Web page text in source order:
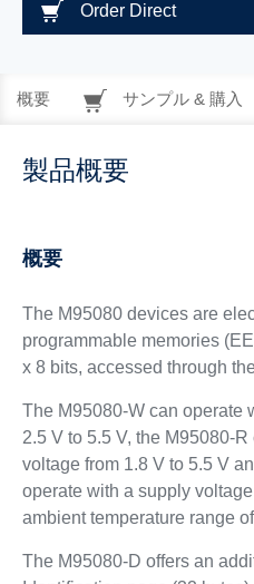
Order Direct
概要 サンプル & 購入
製品概要
概要
The M95080 devices are
programmable memories
x 8 bits, accessed through
The M95080-W can operate
2.5 V to 5.5 V, the M95080-
voltage from 1.8 V to 5.5 V
operate with a supply
ambient temperature range
The M95080-D offers an